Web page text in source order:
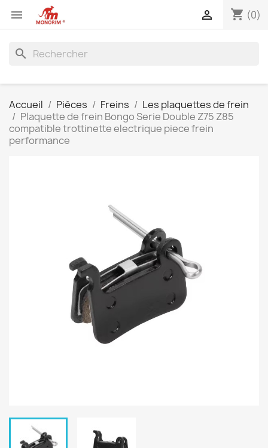
 shopping_cart (0)

search
Accueil Pièces Freins
Les plaquettes de frein
Plaquette de frein Bongo Serie Double Z75 Z85
compatible trottinette electrique piece frein
performance